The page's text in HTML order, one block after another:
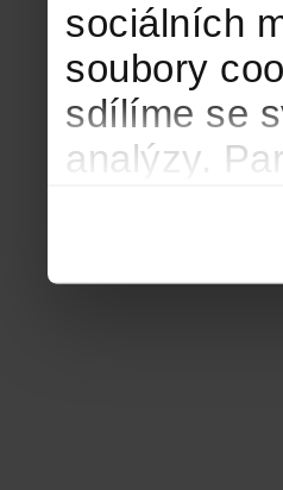
sociálních
soubory
sdílíme se
analýzy.